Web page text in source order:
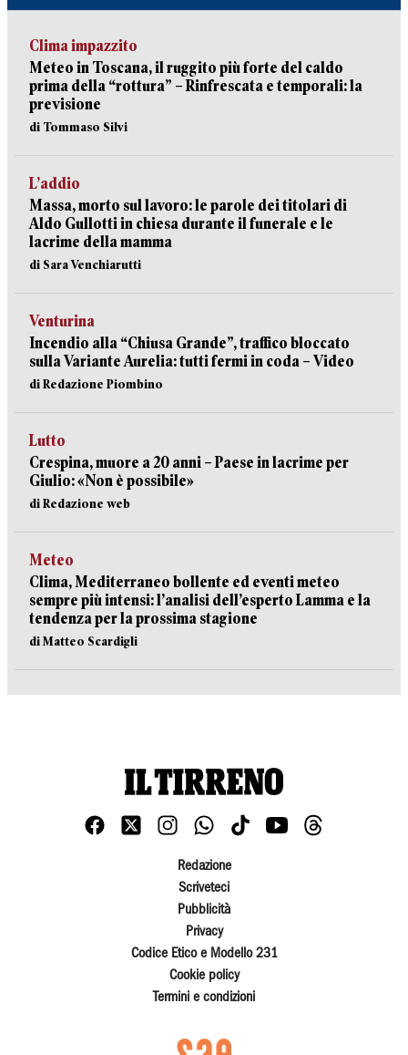
Clima impazzito
Meteo in Toscana, il ruggito più forte del caldo
prima della “rottura” – Rinfrescata e temporali: la
previsione
di Tommaso Silvi
L’addio
Massa, morto sul lavoro: le parole dei titolari di
Aldo Gullotti in chiesa durante il funerale e le
lacrime della mamma
di Sara Venchiarutti
Venturina
Incendio alla “Chiusa Grande”, traffico bloccato
sulla Variante Aurelia: tutti fermi in coda – Video
di Redazione Piombino
Lutto
Crespina, muore a 20 anni – Paese in lacrime per
Giulio: «Non è possibile»
di Redazione web
Meteo
Clima, Mediterraneo bollente ed eventi meteo
sempre più intensi: l’analisi dell’esperto Lamma e la
tendenza per la prossima stagione
di Matteo Scardigli
Redazione
Scriveteci
Pubblicità
Privacy
Codice Etico e Modello 231
Cookie policy
Termini e condizioni